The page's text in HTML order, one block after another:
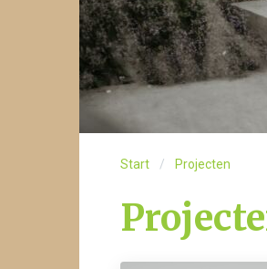
Start Projecten